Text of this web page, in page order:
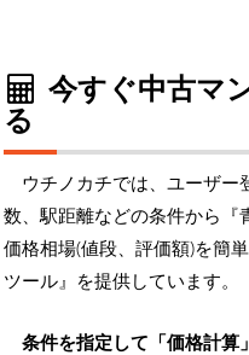
今すぐ中古マ
る
ウチノカチでは、ユーザ
数、駅距離などの条件から『
価格相場(値段、評価額)を簡
ツール』を提供しています。
条件を指定して「価格計算